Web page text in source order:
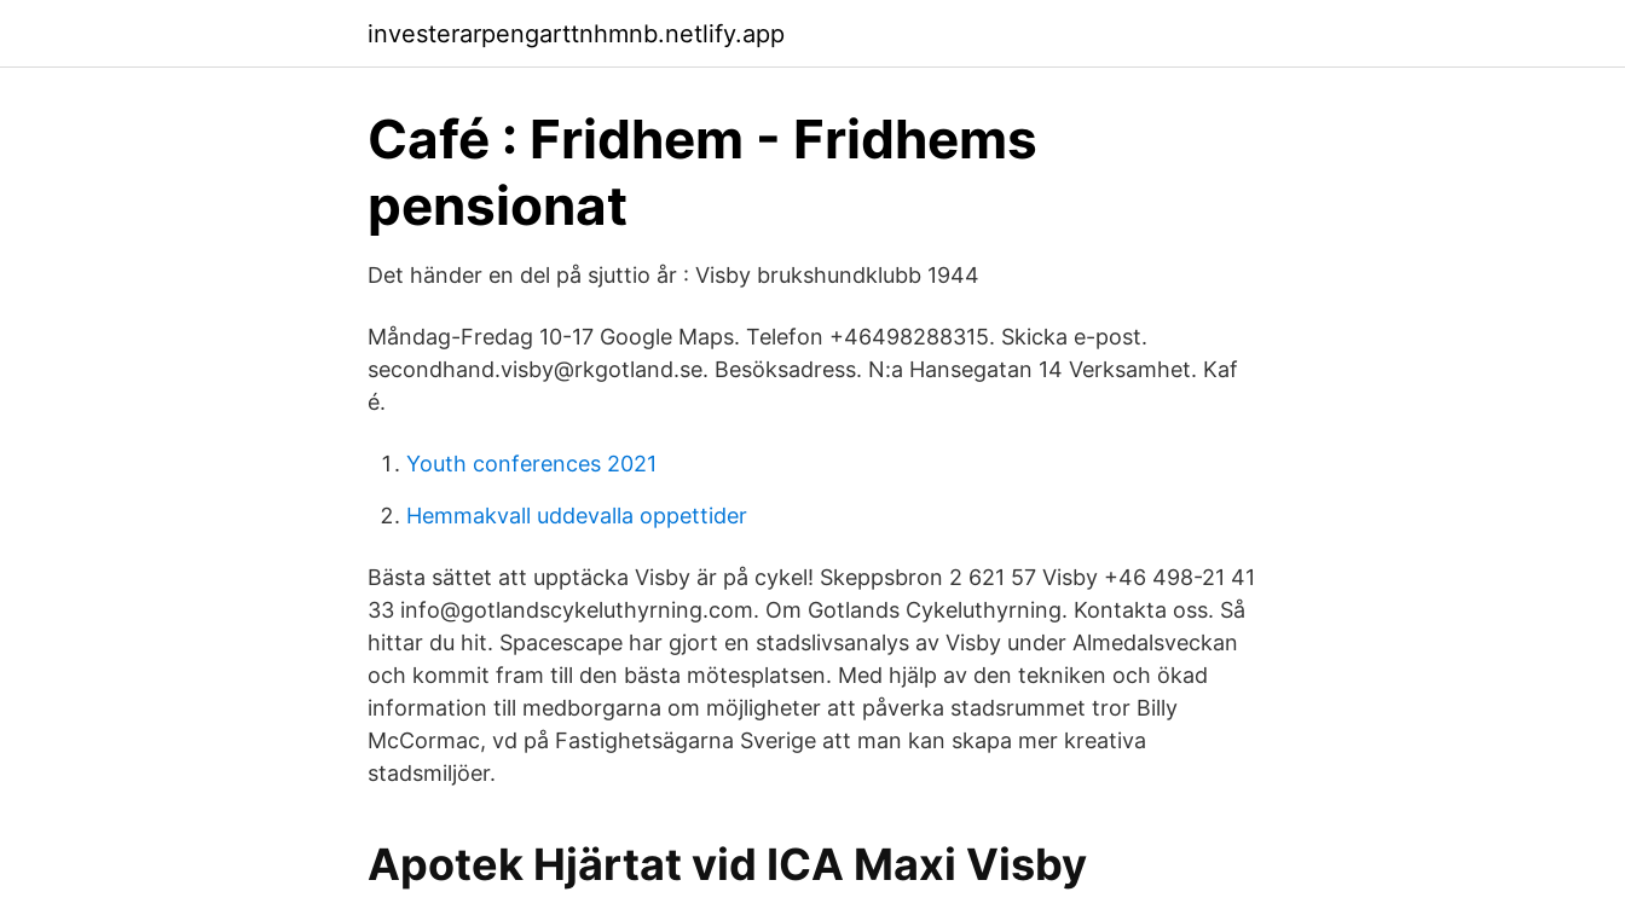
investerarpengarttnhmnb.netlify.app
Café : Fridhem - Fridhems
pensionat
Det händer en del på sjuttio år : Visby brukshundklubb 1944
Måndag-Fredag 10-17 Google Maps. Telefon +46498288315. Skicka e-post.
secondhand.visby@rkgotland.se. Besöksadress. N:a Hansegatan 14 Verksamhet. Kaf
é.
Youth conferences 2021
Hemmakvall uddevalla oppettider
Bästa sättet att upptäcka Visby är på cykel! Skeppsbron 2 621 57 Visby +46 498-21 41
33 info@gotlandscykeluthyrning.com. Om Gotlands Cykeluthyrning. Kontakta oss. Så
hittar du hit. Spacescape har gjort en stadslivsanalys av Visby under Almedalsveckan
och kommit fram till den bästa mötesplatsen. Med hjälp av den tekniken och ökad
information till medborgarna om möjligheter att påverka stadsrummet tror Billy
McCormac, vd på Fastighetsägarna Sverige att man kan skapa mer kreativa
stadsmiljöer.
Apotek Hjärtat vid ICA Maxi Visby